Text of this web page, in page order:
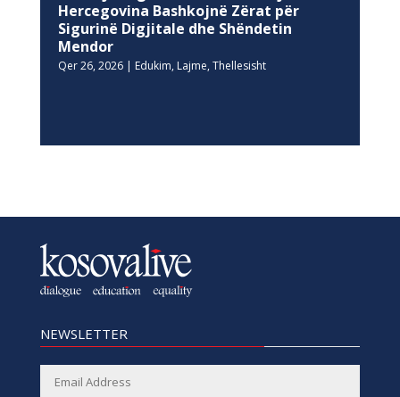
Hercegovina Bashkojnë Zërat për
Sigurinë Digjitale dhe Shëndetin
Mendor
Qer 26, 2026| Edukim, Lajme, Thellesisht
NEWSLETTER